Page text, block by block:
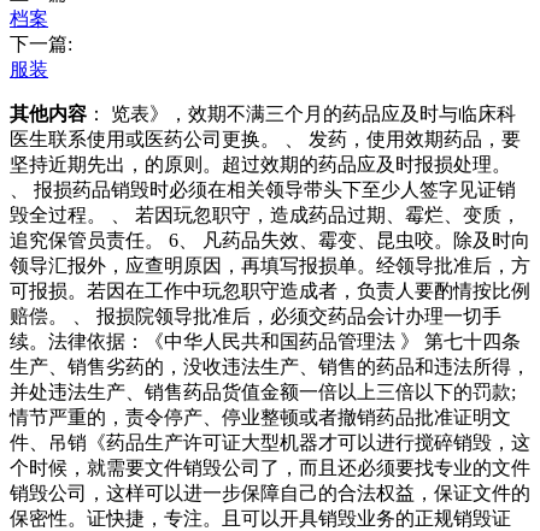
档案
下一篇:
服装
其他内容 ： 览表》，效期不满三个月的药品应及时与临床科
医生联系使用或医药公司更换。 、 发药，使用效期药品，要
坚持近期先出，的原则。超过效期的药品应及时报损处理。
、 报损药品销毁时必须在相关领导带头下至少人签字见证销
毁全过程。 、 若因玩忽职守，造成药品过期、霉烂、变质，
追究保管员责任。 6、 凡药品失效、霉变、昆虫咬。除及时向
领导汇报外，应查明原因，再填写报损单。经领导批准后，方
可报损。若因在工作中玩忽职守造成者，负责人要酌情按比例
赔偿。 、 报损院领导批准后，必须交药品会计办理一切手
续。法律依据：《中华人民共和国药品管理法 》 第七十四条
生产、销售劣药的，没收违法生产、销售的药品和违法所得，
并处违法生产、销售药品货值金额一倍以上三倍以下的罚款;
情节严重的，责令停产、停业整顿或者撤销药品批准证明文
件、吊销《药品生产许可证大型机器才可以进行搅碎销毁，这
个时候，就需要文件销毁公司了，而且还必须要找专业的文件
销毁公司，这样可以进一步保障自己的合法权益，保证文件的
保密性。证快捷，专注。且可以开具销毁业务的正规销毁证